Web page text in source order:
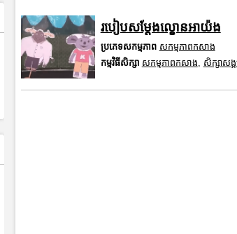
របៀបសម្តែងល្ខោនអាយ៉ង
ប្រភេទសកម្មភាព សកម្មភាពកសាង
កម្មវិធីសិក្សា សកម្មភាពកសាង សិក្សាសង្